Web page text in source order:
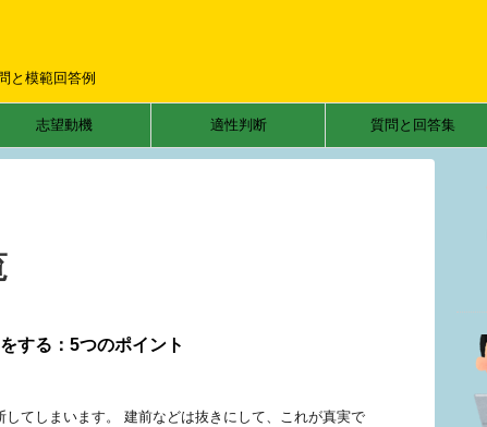
と模範回答例
志望動機 適性判断 質問と回答集
する：5つのポイント
してしまいます。 建前などは抜きにして、これが真実で